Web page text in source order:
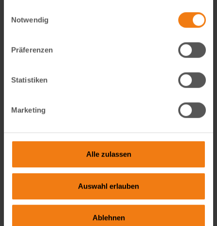
Notwendig
Präferenzen
Statistiken
Marketing
Alle zulassen
Auswahl erlauben
Ablehnen
Werde Teil von Lemodo360! Als Visual Content Creator
Bildwelten – von der Idee bis zum A++ Content. Kreativ,